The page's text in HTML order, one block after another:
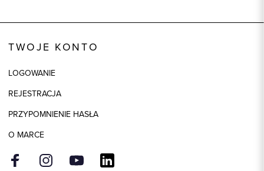
Skład tkaniny
Składy podszewek
TWOJE KONTO
LOGOWANIE
REJESTRACJA
PRZYPOMNIENIE HASŁA
O MARCE